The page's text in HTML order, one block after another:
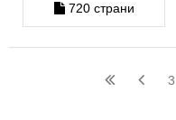
720 страни
3